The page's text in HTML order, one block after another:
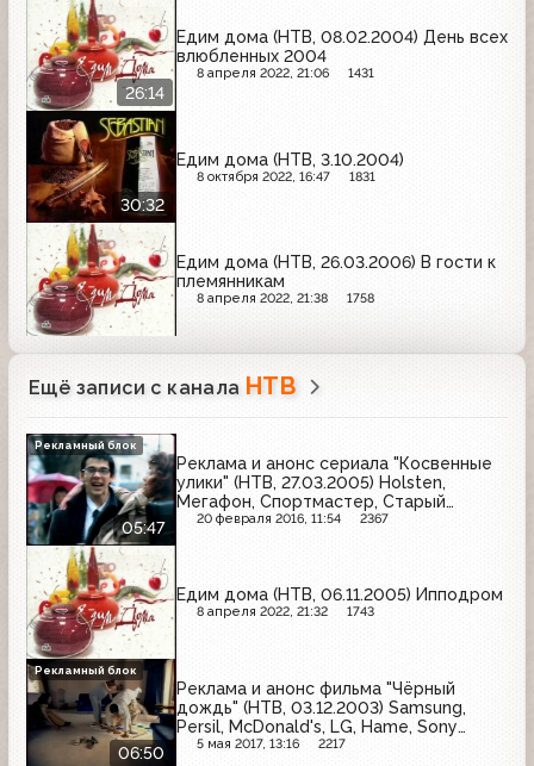
26:14
Едим дома (НТВ, 08.02.2004) День всех
влюбленных 2004
8 апреля 2022, 21:06 1431
30:32
Едим дома (НТВ, 3.10.2004)
8 октября 2022, 16:47 1831
Едим дома (НТВ, 26.03.2006) В гости к
племянникам
8 апреля 2022, 21:38 1758
Ещё записи с канала НТВ
05:47
Реклама и анонс сериала "Косвенные
улики" (НТВ, 27.03.2005) Holsten,
Мегафон, Спортмастер, Старый
мельник, Ralf Ringer, Vanish, МТС
20 февраля 2016, 11:54 2367
Рекламный блок
Едим дома (НТВ, 06.11.2005) Ипподром
8 апреля 2022, 21:32 1743
06:50
Реклама и анонс фильма "Чёрный
дождь" (НТВ, 03.12.2003) Samsung,
Persil, McDonald's, LG, Hame, Sony
Ericsson, Carlsberg
5 мая 2017, 13:16 2217
Рекламный блок